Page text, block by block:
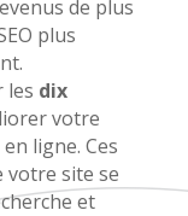
de plus
plus
les dix
votre
ligne. Ces
votre site se
et